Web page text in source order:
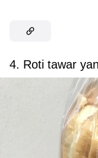
4. Roti tawar